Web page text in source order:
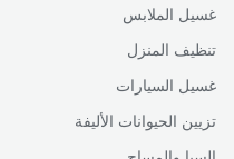
غسيل الملابس
تنظيف المنزل
غسيل السيارات
تزيين الحيوانات الأليفة